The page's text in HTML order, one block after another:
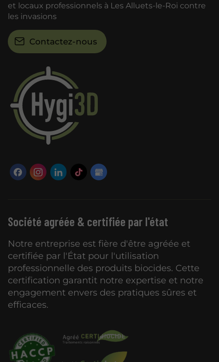
et locaux professionnels à Les Alluets-le-Roi contre
les invasions
Contactez-nous
Société agréée & certifiée par l'état
Notre entreprise est fière d'être agréée et
certifiée par l'État pour l'utilisation
professionnelle des produits biocides. Cette
certification garantit notre expertise et notre
engagement envers des pratiques sûres et
efficaces.